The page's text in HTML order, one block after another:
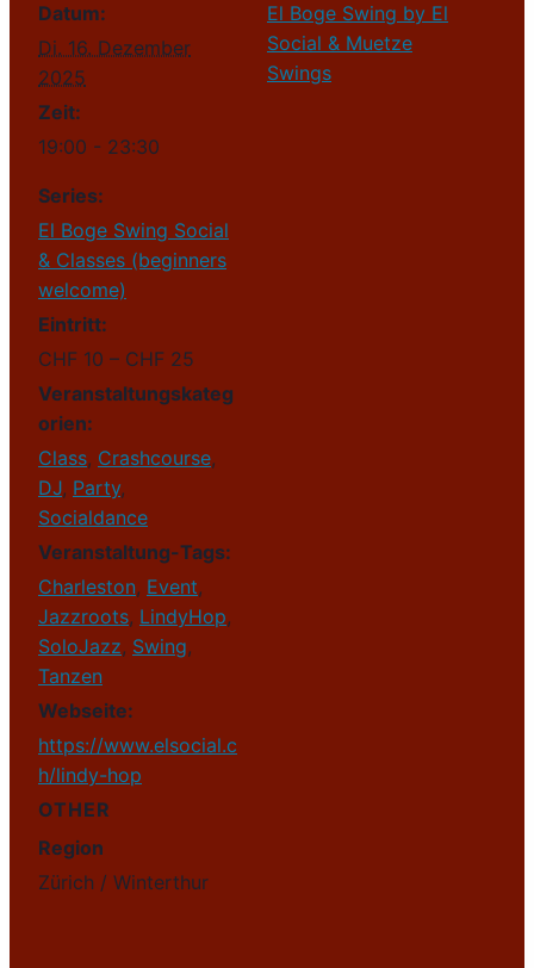
Datum:
Di. 16. Dezember
2025
Zeit:
19:00 - 23:30
Series:
El Boge Swing Social
& Classes (beginners
welcome)
Eintritt:
CHF 10 – CHF 25
Veranstaltungskateg
orien:
Class, Crashcourse,
DJ, Party,
Socialdance
Veranstaltung-Tags:
Charleston, Event,
Jazzroots, LindyHop,
SoloJazz, Swing,
Tanzen
Webseite:
https://www.elsocial.c
h/lindy-hop
El Boge Swing by El
Social & Muetze
Swings
OTHER
Region
Zürich / Winterthur